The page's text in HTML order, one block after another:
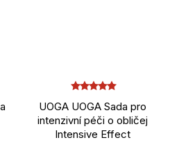
UOGA UOGA Sada pro
intenzivní péči o obličej
Intensive Effect